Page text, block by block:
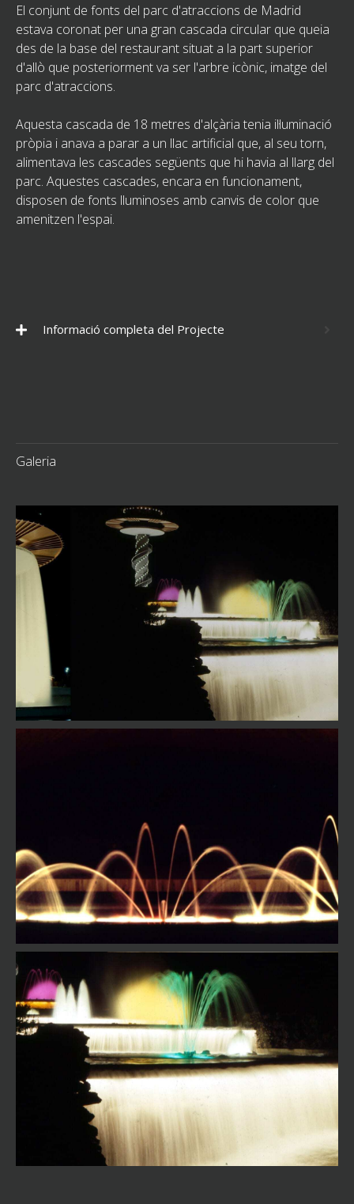
El conjunt de fonts del parc d'atraccions de Madrid
estava coronat per una gran cascada circular que queia
des de la base del restaurant situat a la part superior
d'allò que posteriorment va ser l'arbre icònic, imatge del
parc d'atraccions.
Aquesta cascada de 18 metres d'alçària tenia il·luminació
pròpia i anava a parar a un llac artificial que, al seu torn,
alimentava les cascades següents que hi havia al llarg del
parc. Aquestes cascades, encara en funcionament,
disposen de fonts lluminoses amb canvis de color que
amenitzen l'espai.
Informació completa del Projecte
Galeria